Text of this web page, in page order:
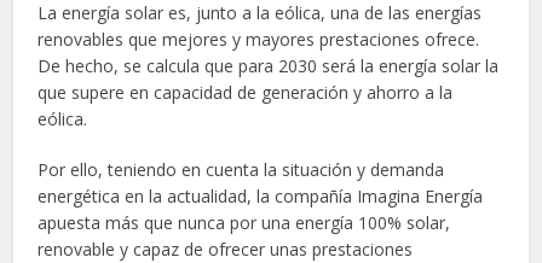
La energía solar es, junto a la eólica, una de las energías
renovables que mejores y mayores prestaciones ofrece.
De hecho, se calcula que para 2030 será la energía solar la
que supere en capacidad de generación y ahorro a la
eólica.
Por ello, teniendo en cuenta la situación y demanda
energética en la actualidad, la compañía Imagina Energía
apuesta más que nunca por una energía 100% solar,
renovable y capaz de ofrecer unas prestaciones